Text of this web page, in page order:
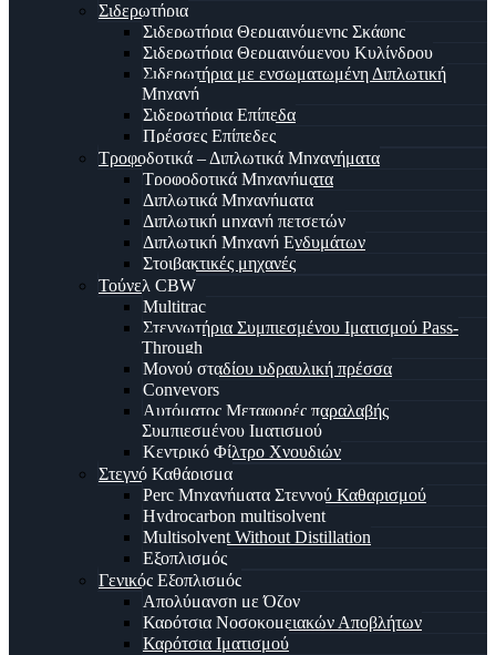
Σιδερωτήρια
Σιδερωτήρια Θερμαινόμενης Σκάφης
Σιδερωτήρια Θερμαινόμενου Κυλίνδρου
Σιδερωτήρια με ενσωματωμένη Διπλωτική
Μηχανή
Σιδερωτήρια Επίπεδα
Πρέσσες Επίπεδες
Τροφοδοτικά – Διπλωτικά Μηχανήματα
Τροφοδοτικά Μηχανήματα
Διπλωτικά Μηχανήματα
Διπλωτική μηχανή πετσετών
Διπλωτική Μηχανή Ενδυμάτων
Στοιβακτικές μηχανές
Τούνελ CBW
Multitrac
Στεγνωτήρια Συμπιεσμένου Ιματισμού Pass-
Through
Μονού σταδίου υδραυλική πρέσσα
Conveyors
Αυτόματος Μεταφορές παραλαβής
Συμπιεσμένου Ιματισμού
Κεντρικό Φίλτρο Χνουδιών
Στεγνό Καθάρισμα
Perc Μηχανήματα Στεγνού Καθαρισμού
Hydrocarbon multisolvent
Multisolvent Without Distillation
Εξοπλισμός
Γενικός Εξοπλισμός
Απολύμανση με Όζον
Καρότσια Νοσοκομειακών Αποβλήτων
Καρότσια Ιματισμού